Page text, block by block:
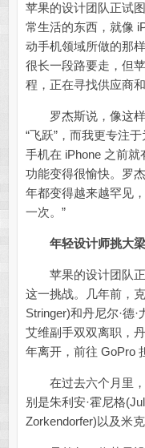
苹果的设计团队正试
常生活的东西，就像
动手机领域所做的那
很长一段路要走，但
程，正在寻找供应商和
罗杰斯说，像这样
“飞跃”，而我更专注
手机在 iPhone 之前
功能变得很愉快。罗
年都变得越来越罕见
一次。”
年轻设计师挑大
苹果的设计团队正
这一挑战。几年前，
Stringer)和丹尼尔·德
艾维副手双双离职，
年离开，前往 GoPro
在过去六个月里，
别是朱利安·霍尼格
Zorkendorfer)以及米